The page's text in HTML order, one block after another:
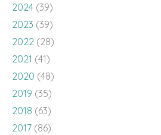
2024 (39)
2023 (39)
2022 (28)
2021 (41)
2020 (48)
2019 (35)
2018 (63)
2017 (86)